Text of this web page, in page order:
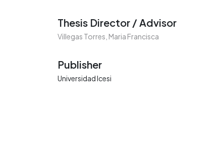
Thesis Director / Advisor
Villegas Torres, Maria Francisca
Publisher
Universidad Icesi